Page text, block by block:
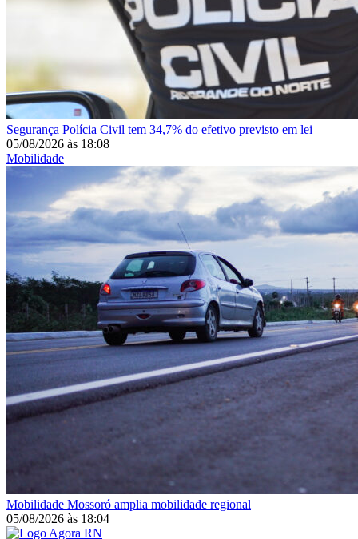
Segurança Polícia Civil tem 34,7% do efetivo previsto em lei
05/08/2026 às 18:08
Mobilidade
Mobilidade Mossoró amplia mobilidade regional
05/08/2026 às 18:04